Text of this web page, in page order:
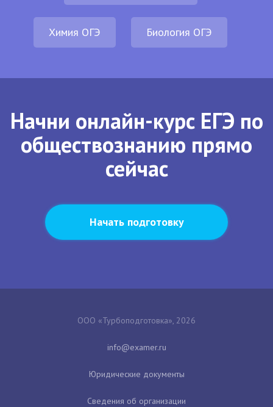
Химия ОГЭ Биология ОГЭ
Начни онлайн-курс ЕГЭ по
обществознанию прямо
сейчас
Начать подготовку
ООО «Турбоподготовка», 2026
Юридические документы
Сведения об организации